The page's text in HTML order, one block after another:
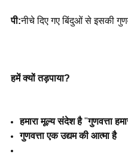
पी:नीचे दिए गए बिंदुओं से इसकी
हमें क्यों तड़पाया?
हमारा मूल्य संदेश है"गुणवत्ता
गुणवत्ता एक उद्यम की आत्मा है